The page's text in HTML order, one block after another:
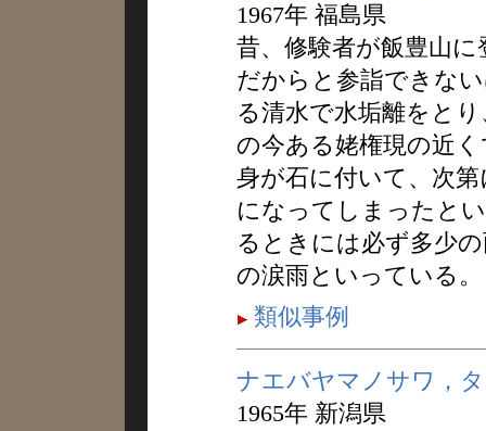
1967年 福島県
昔、修験者が飯豊山
だからと参詣できな
る清水で水垢離をと
の今ある姥権現の近
身が石に付いて、次
になってしまったと
るときには必ず多少
の涙雨といっている。
類似事例
ナエバヤマノサワ，
1965年 新潟県